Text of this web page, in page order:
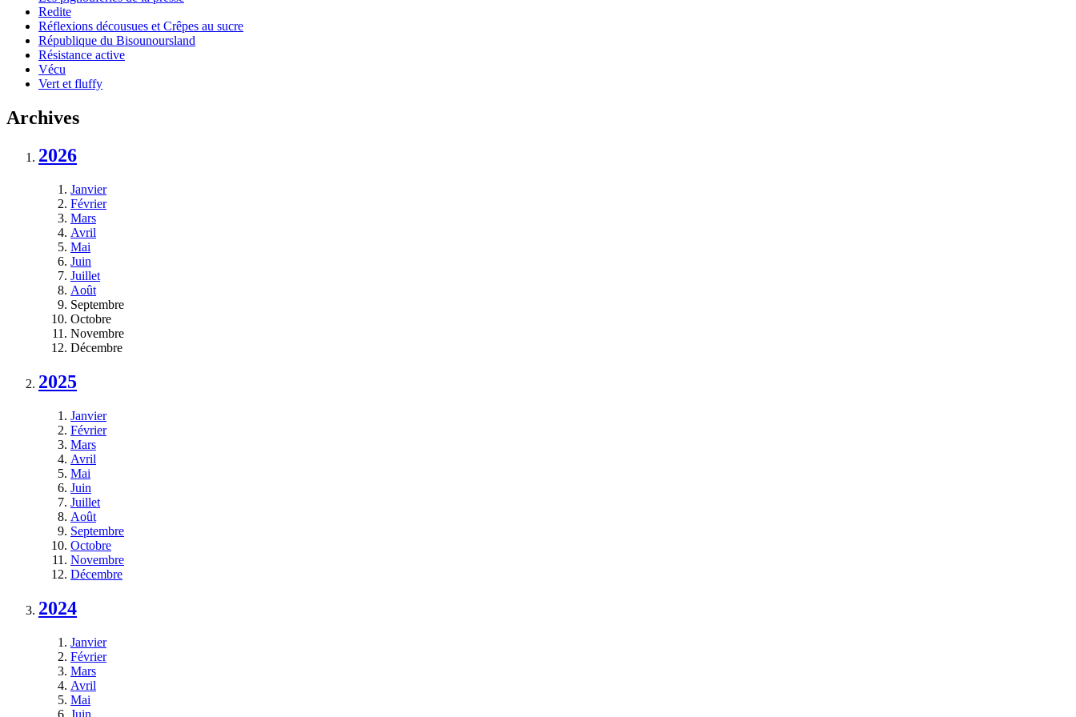
Redite
Réflexions décousues et Crêpes au sucre
République du Bisounoursland
Résistance active
Vécu
Vert et fluffy
Archives
2026
Janvier
Février
Mars
Avril
Mai
Juin
Juillet
Août
Septembre
Octobre
Novembre
Décembre
2025
Janvier
Février
Mars
Avril
Mai
Juin
Juillet
Août
Septembre
Octobre
Novembre
Décembre
2024
Janvier
Février
Mars
Avril
Mai
Juin